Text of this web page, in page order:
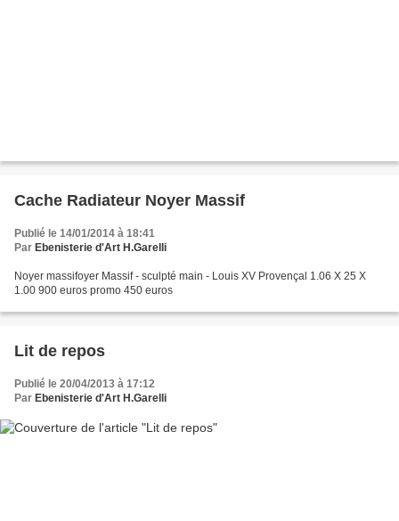
Cache Radiateur Noyer Massif
Publié le 14/01/2014 à 18:41
Par Ebenisterie d'Art H.Garelli
Noyer massifoyer Massif - sculpté main - Louis XV Provençal 1.06 X 25 X
1.00 900 euros promo 450 euros
Lit de repos
Publié le 20/04/2013 à 17:12
Par Ebenisterie d'Art H.Garelli